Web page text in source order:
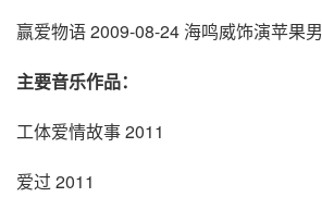
赢爱物语 2009-08-24 海鸣威饰演苹果男
主要音乐作品：
工体爱情故事 2011
爱过 2011